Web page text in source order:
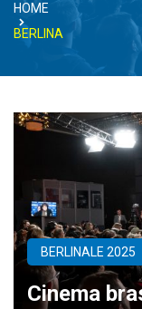
HOME
BERLINA
BERLINALE 2025
Cinema